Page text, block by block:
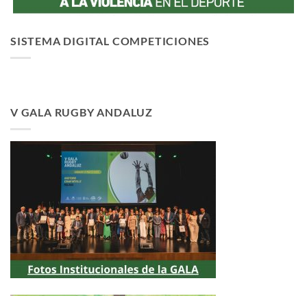
SISTEMA DIGITAL COMPETICIONES
V GALA RUGBY ANDALUZ